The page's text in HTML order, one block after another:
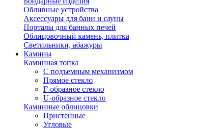
Обливные устройства
Аксессуары для бани и сауны
Порталы для банных печей
Облицовочный камень, плитка
Светильники, абажуры
Камины
Каминная топка
С подъемным механизмом
Прямое стекло
Г-образное стекло
U-образное стекло
Каминные облицовки
Пристенные
Угловые